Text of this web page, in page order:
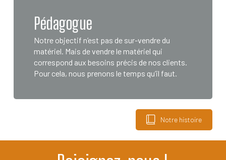
Pédagogue
Notre objectif n’est pas de sur-vendre du
matériel. Mais de vendre le matériel qui
correspond aux besoins précis de nos clients.
Pour cela, nous prenons le temps qu’il faut.
Notre histoire